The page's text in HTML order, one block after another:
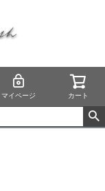
マイページ カート